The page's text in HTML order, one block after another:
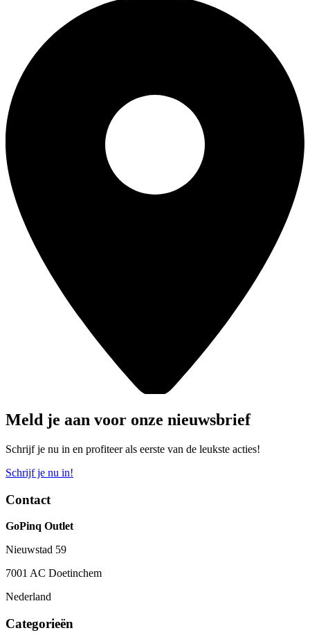
Meld je aan voor onze nieuwsbrief
Schrijf je nu in en profiteer als eerste van de leukste acties!
Schrijf je nu in!
Contact
GoPinq Outlet
Nieuwstad 59
7001 AC Doetinchem
Nederland
Categorieën